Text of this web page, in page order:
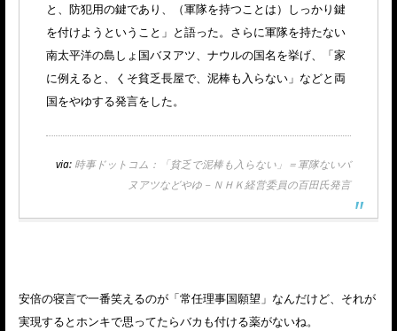
と、防犯用の鍵であり、（軍隊を持つことは）しっかり鍵
を付けようということ」と語った。さらに軍隊を持たない
南太平洋の島しょ国バヌアツ、ナウルの国名を挙げ、「家
に例えると、くそ貧乏長屋で、泥棒も入らない」などと両
国をやゆする発言をした。
via: 時事ドットコム：「貧乏で泥棒も入らない」＝軍隊ないバ
ヌアツなどやゆ－ＮＨＫ経営委員の百田氏発言
安倍の寝言で一番笑えるのが「常任理事国願望」なんだけど、それが
実現するとホンキで思ってたらバカも付ける薬がないね。